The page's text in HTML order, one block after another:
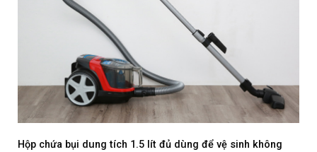
Tiện ích: Dây điện tự thu gọn
Thông tin lắp đặt
Chiều dài dây điện: 6m
Kích thước – Khối lượng: Ngang 28.1 cm – Cao 24.7 cm – Sâu
Hộp chứa bụi dung tích 1.5 lít đủ dùng để vệ sinh không